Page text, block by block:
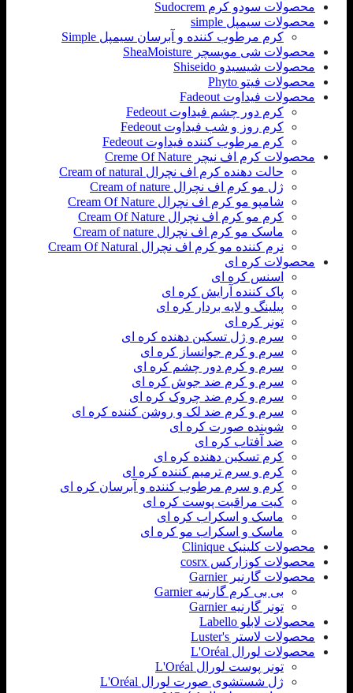
محصولات سودو کرم Sudocrem
محصولات سیمپل simple
کرم مرطوب کننده و آبرسان سیمپل Simple
محصولات شی مویسچر SheaMoisture
محصولات شیسیدو Shiseido
محصولات فیتو Phyto
محصولات فیداوت Fadeout
کرم دور چشم فیداوت Fedeout
کرم روز و شب فیداوت Fedeout
کرم مرطوب کننده فیداوت Fedeout
محصولات کرم اف نیچر Creme Of Nature
حالت دهنده کرم اف نچرال Cream of natural
ژل مو کرم اف نچرال Cream of nature
شامپو مو کرم اف نچرال Cream Of Nature
کرم مو کرم اف نچرال Cream Of Nature
ماسک مو کرم اف نچرال Cream of nature
نرم کننده مو کرم اف نچرال Cream Of Natural
محصولات کره ای
اسنس کره ای
پاک کننده آرایش کره ای
پیلینگ و لایه بردار کره ای
تونر کره ای
سرم و ژل تسکین دهنده کره ای
سرم و کرم جوانساز کره ای
سرم و کرم دور چشم کره ای
سرم و کرم ضد جوش کره ای
سرم و کرم ضد چروک کره ای
سرم و کرم ضد لک و روشن کننده کره ای
شوینده صورت کره ای
ضد آفتاب کره ای
کرم تسکین دهنده کره ای
کرم و سرم ترمیم کننده کره ای
کرم و سرم مرطوب کننده و آبرسان کره ای
کیت مراقبت پوست کره ای
ماسک و اسکراب کره ای
ماسک و اسکراب مو کره ای
محصولات کلینیک Clinique
محصولات کوزارکس cosrx
محصولات گارنیر Garnier
بی بی کرم گارنیه Garnier
تونر گارنیه Garnier
محصولات لابلو Labello
محصولات لاستر Luster's
محصولات لورال L'Oréal
تونر پوست لورال L'Oréal
ژل شستشوی صورت لورال L'Oréal